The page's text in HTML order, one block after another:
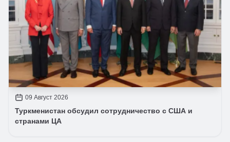
09 Август 2026
Туркменистан обсудил сотрудничество с США и
странами ЦА